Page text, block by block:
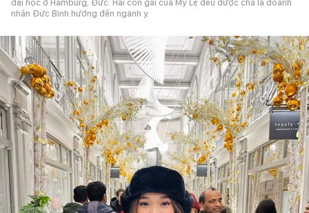
đại học ở Hamburg, Đức. Hai con gái của Mỹ Lệ đều được cha là doanh
nhân Đức Bình hướng đến ngành y.